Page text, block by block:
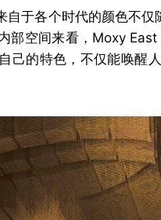
自于各个时代的颜色不
部空间来看，Moxy
己的特色，不仅能唤醒